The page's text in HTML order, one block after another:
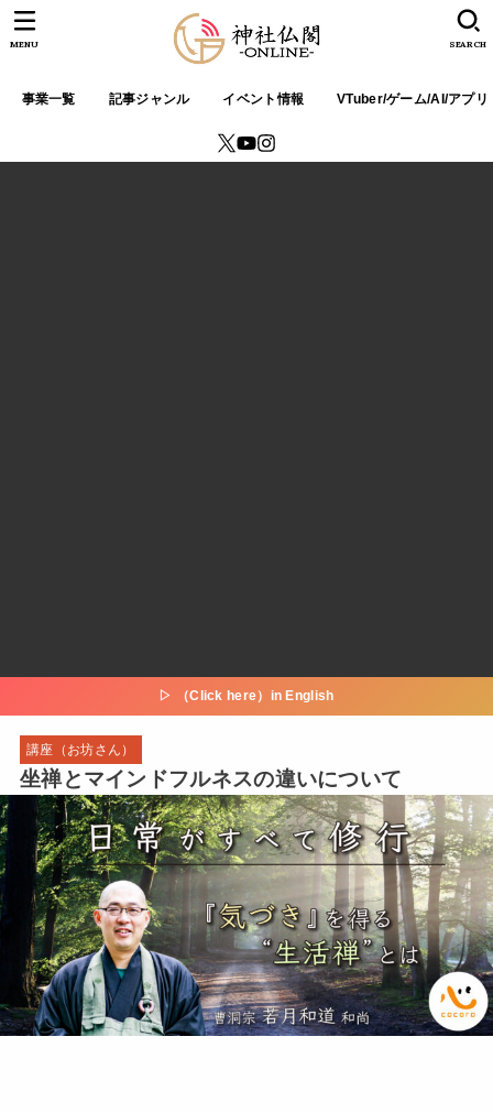
事業一覧 記事ジャンル イベント情報 VTuber/ゲーム/AI/アプリ
SEARCH
MENU
▷ （Click here）in English
講座（お坊さん）
坐禅とマインドフルネスの違いについて